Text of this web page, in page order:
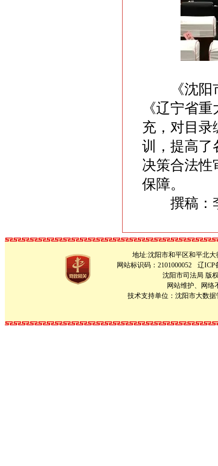
《沈阳市
《辽宁省
充，对目录
训，提高了
决策合法性
保障。
撰稿：
地址:沈阳市和平区和平北大
网站标识码：2101000052 辽ICP
沈阳市司法局 版
网站维护、网络
技术支持单位：沈阳市大数